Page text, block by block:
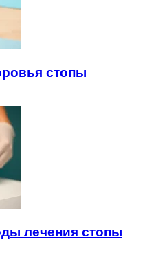
стопы
лечения стопы